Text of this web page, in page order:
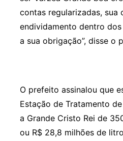
contas regularizadas, sua
endividamento dentro
a sua obrigação”, disse o
O prefeito assinalou que
Estação de Tratamento
a Grande Cristo Rei de
ou R$ 28,8 milhões de